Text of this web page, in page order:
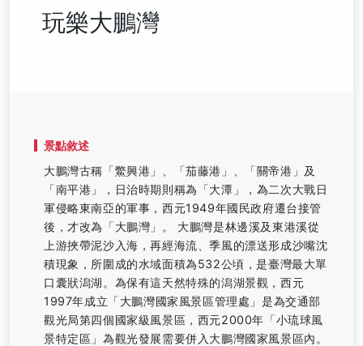
玩樂大鵬灣
景點敘述
大鵬灣古稱「鱉興港」、「茄藤港」、「關帝港」及
「南平港」，日治時期則稱為「大潭」，為二次大戰日
軍侵略東南亞的軍事，西元1949年國民政府遷台接管
後，才改為「大鵬灣」。 大鵬灣是林邊溪及東港溪從
上游挾帶泥沙入海，再經海流、季風的漂送形成沙嘴沈
積現象，所圍成的水域面積為532公頃，是臺灣最大單
口囊狀潟湖。為保有這天然特殊的潟湖景觀，西元
1997年成立「大鵬灣國家風景區管理處」是為交通部
觀光局第四個國家級風景區，西元2000年「小琉球風
景特定區」為觀光發展需要併入大鵬灣國家風景區內。